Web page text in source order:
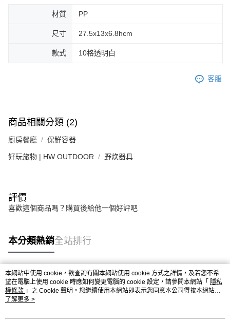
材質 PP
尺寸 27.5x13x6.8hcm
款式 10格透明白
客服
商品相關分類 (2)
廚房餐廳 保鮮容器
好玩旅物 | HW OUTDOOR 野炊器具
評價
喜歡這個商品嗎？購買後給他一個好評吧
本分類熱銷全站排行
熱門標籤
本網站中使用 cookie，欲查詢有關本網站使用 cookie 方式之詳情，及若您不希
望在電腦上使用 cookie 時應如何變更電腦的 cookie 設定，請參閱本網站「 隱私
權條款 」之 Cookie 聲明。您繼續使用本網站即表示您同意本公司得按本網站使
用條款之 Cookie 聲明使用 cookie。
了解更多 >